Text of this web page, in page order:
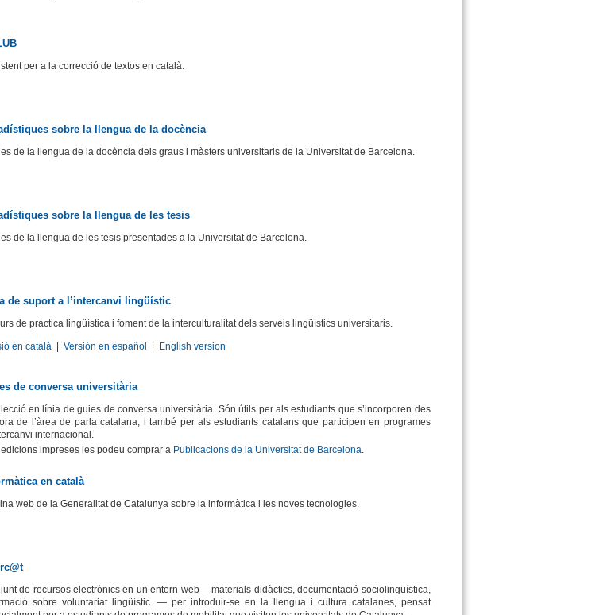
per a la correcció de textos en català.
sobre la llengua de la docència
de la llengua de la docència dels graus i màsters universitaris de la Universitat de Barcelona.
sobre la llengua de les tesis
de la llengua de les tesis presentades a la Universitat de Barcelona.
de suport a l’intercanvi lingüístic
de pràctica lingüística i foment de la interculturalitat dels serveis lingüístics universitaris.
en català| Versión en español English version
de conversa universitària
en línia de guies de conversa universitària. Són útils per als estudiants que s’incorporen des
de l’àrea de parla catalana, i també per als estudiants catalans que participen en programes
internacional.
edicions impreses les podeu comprar a Publicacions de la Universitat de Barcelona.
en català
web de la Generalitat de Catalunya sobre la informàtica i les noves tecnologies.
de recursos electrònics en un entorn web —materials didàctics, documentació sociolingüística,
sobre voluntariat lingüístic...— per introduir-se en la llengua i cultura catalanes, pensat